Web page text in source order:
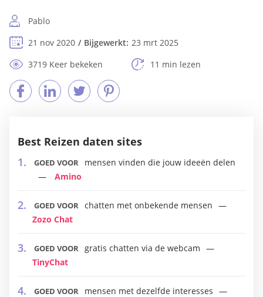
Pablo
21 nov 2020
Bijgewerkt: 23 mrt 2025
3719 Keer bekeken
11 min lezen
Best Reizen daten sites
GOED VOOR
mensen vinden die jouw ideeën delen
Amino
GOED VOOR chatten met onbekende mensen
Zozo Chat
GOED VOOR gratis chatten via de webcam
TinyChat
GOED VOOR
mensen met dezelfde interesses